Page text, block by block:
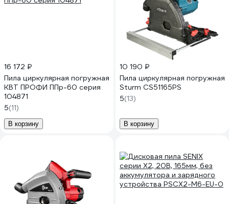
16 172 ₽
Пила циркулярная погружная
КВТ ПРОФИ ППр-60 серия
104871
5(11)
В корзину
10 190 ₽
Пила циркулярная погружная
Sturm CS51165PS
5(13)
В корзину